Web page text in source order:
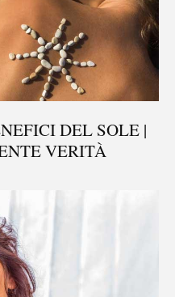
DEL SOLE |
VERITÀ